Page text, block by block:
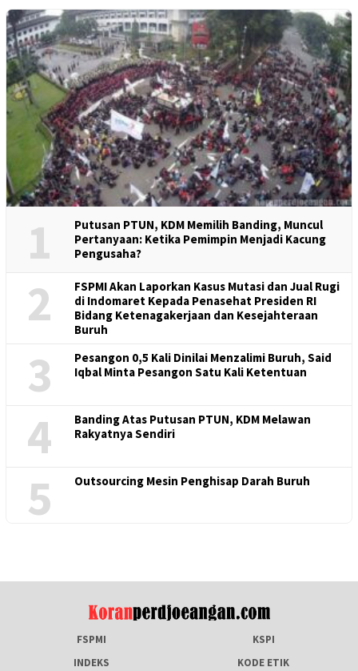
1
Putusan PTUN, KDM Memilih Banding, Muncul
Pertanyaan: Ketika Pemimpin Menjadi Kacung
Pengusaha?
2
FSPMI Akan Laporkan Kasus Mutasi dan Jual Rugi
di Indomaret Kepada Penasehat Presiden RI
Bidang Ketenagakerjaan dan Kesejahteraan
Buruh
3
Pesangon 0,5 Kali Dinilai Menzalimi Buruh, Said
Iqbal Minta Pesangon Satu Kali Ketentuan
4
Banding Atas Putusan PTUN, KDM Melawan
Rakyatnya Sendiri
5 Outsourcing Mesin Penghisap Darah Buruh
FSPMI
KSPI
INDEKS
KODE ETIK